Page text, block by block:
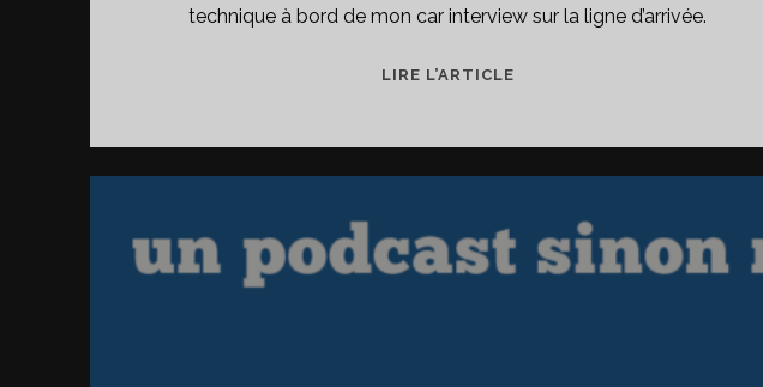
technique à bord de mon car interview sur la ligne d’arrivée.
LIRE L’ARTICLE
FRANCE